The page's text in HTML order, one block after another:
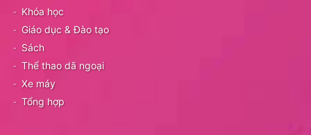
Khóa học
Giáo dục & Đào tạo
Sách
Thể thao dã ngoại
Xe máy
Tổng hợp